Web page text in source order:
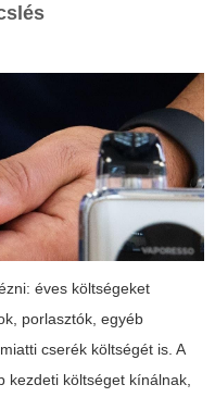
éves költségeket
porlasztók, egyéb
cserék költségét is. A
kezdeti költséget kínálnak,